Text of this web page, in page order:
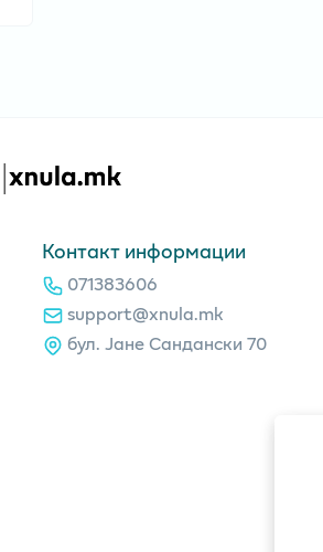
Контакт информации
071383606
support@xnula.mk
бул. Јане Сандански 70